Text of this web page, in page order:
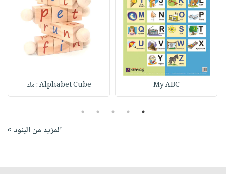
My ABC Alphabet Cube : مك
1
2
3
4
5
المزيد من البنود »